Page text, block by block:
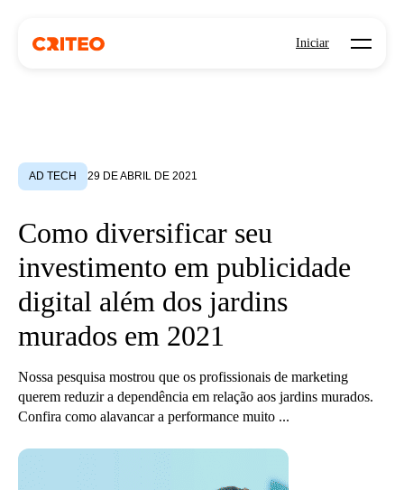
Iniciar Open
AD TECH 29 DE ABRIL DE 2021
Como diversificar seu
investimento em publicidade
digital além dos jardins
murados em 2021
Nossa pesquisa mostrou que os profissionais de marketing
querem reduzir a dependência em relação aos jardins murados.
Confira como alavancar a performance muito ...